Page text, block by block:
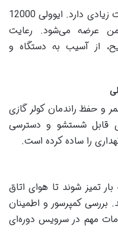
اتصال برق و سیم‌کشی مناسب اهمیت زیادی دارد. ایوولی 12000
عرضه می‌شود. رعایت
از آسیب به دستگاه و
و حفظ راندمان کولر گازی
با فیلترهای قابل شستشو و دسترسی
را ساده کرده است.
تمیز شوند تا هوای اتاق
بررسی کمپرسور و اطمینان
مهم در سرویس دوره‌ای